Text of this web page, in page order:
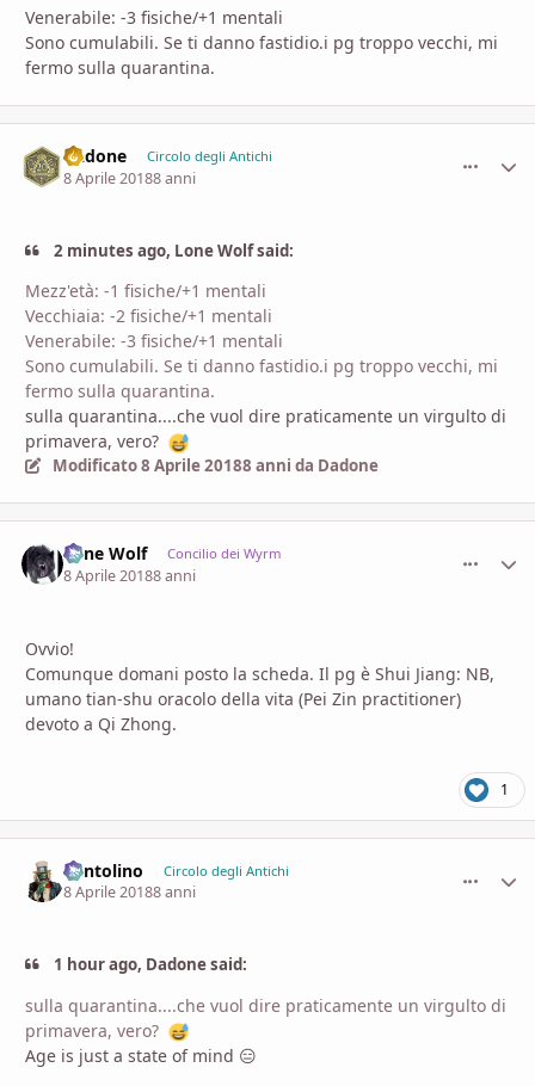
Venerabile: -3 fisiche/+1 mentali
Sono cumulabili. Se ti danno fastidio.i pg troppo vecchi, mi
fermo sulla quarantina.
Dadone Circolo degli Antichi
8 Aprile 20188 anni
2 minutes ago, Lone Wolf said:
Mezz'età: -1 fisiche/+1 mentali
Vecchiaia: -2 fisiche/+1 mentali
Venerabile: -3 fisiche/+1 mentali
Sono cumulabili. Se ti danno fastidio.i pg troppo vecchi, mi
fermo sulla quarantina.
sulla quarantina....che vuol dire praticamente un virgulto di
primavera, vero?
Modificato8 Aprile 20188 anni da Dadone
Lone Wolf Concilio dei Wyrm
8 Aprile 20188 anni
Ovvio!
Comunque domani posto la scheda. Il pg è Shui Jiang: NB,
umano tian-shu oracolo della vita (Pei Zin practitioner)
devoto a Qi Zhong.
1
Pentolino Circolo degli Antichi
8 Aprile 20188 anni
1 hour ago, Dadone said:
sulla quarantina....che vuol dire praticamente un virgulto di
primavera, vero?
Age is just a state of mind 😑